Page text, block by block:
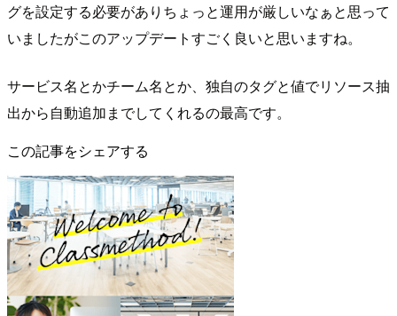
グを設定する必要がありちょっと運用が厳しいなぁと思って
いましたがこのアップデートすごく良いと思いますね。
サービス名とかチーム名とか、独自のタグと値でリソース抽
出から自動追加までしてくれるの最高です。
この記事をシェアする